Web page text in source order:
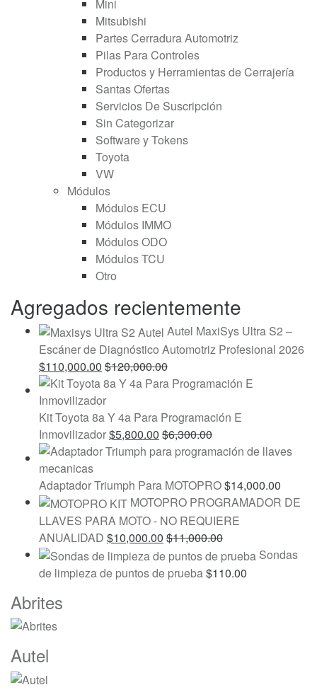
Mini
Mitsubishi
Partes Cerradura Automotriz
Pilas Para Controles
Productos y Herramientas de Cerrajería
Santas Ofertas
Servicios De Suscripción
Sin Categorizar
Software y Tokens
Toyota
VW
Módulos
Módulos ECU
Módulos IMMO
Módulos ODO
Módulos TCU
Otro
Agregados recientemente
Autel MaxiSys Ultra S2 –
Escáner de Diagnóstico Automotriz Profesional 2026
$110,000.00 $120,000.00
Kit Toyota 8a Y 4a Para Programación E
Inmovilizador$5,800.00 $6,300.00
Adaptador Triumph Para MOTOPRO$14,000.00
MOTOPRO PROGRAMADOR DE
LLAVES PARA MOTO - NO REQUIERE
ANUALIDAD $10,000.00 $11,000.00
Sondas
de limpieza de puntos de prueba $110.00
Marcas
De
Carrusel
Abrites
Autel